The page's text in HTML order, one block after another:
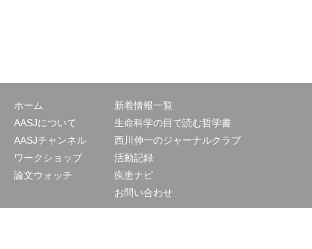
ホーム
AASJについて
AASJチャンネル
ワークショップ
論文ウォッチ
新着情報一覧
生命科学の目で読む哲学書
西川伸一のジャーナルクラブ
活動記録
疾患ナビ
お問い合わせ